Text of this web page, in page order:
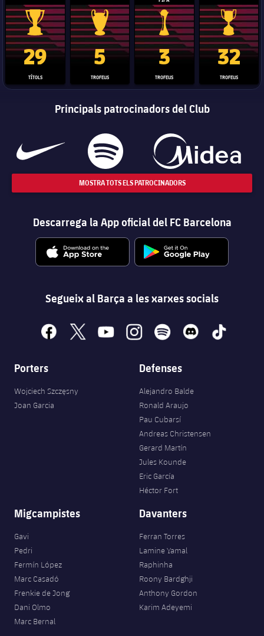
Trofeu de la Liga
29
TÍTOLS
Trofeu de la Lliga de Campions
5
TROFEUS
Trofeu del Mundial de Clubs
3
TROFEUS
Copa del
32
TROFEUS
Principals patrocinadors del Club
MOSTRA TOTS ELS PATROCINADORS
Descarrega la App oficial del FC Barcelona
Segueix al Barça a les xarxes socials
facebook
x youtubeinstagramspotify discord tiktok
Porters
Wojciech Szczęsny
Joan Garcia
Defenses
Alejandro Balde
Ronald Araujo
Pau Cubarsí
Andreas Christensen
Gerard Martín
Jules Kounde
Eric García
Héctor Fort
Migcampistes
Gavi
Pedri
Fermín López
Marc Casadó
Frenkie de Jong
Dani Olmo
Marc Bernal
Davanters
Ferran Torres
Lamine Yamal
Raphinha
Roony Bardghji
Anthony Gordon
Karim Adeyemi